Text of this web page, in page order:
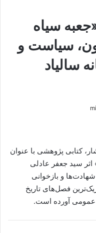
سیاه
سیاست و
سالیاد
کتابی پژوهشی با عنوان
اثر سید جعفر عادلی
و بازخوانی
فصل‌های تاریخ
عمومی آورده است.